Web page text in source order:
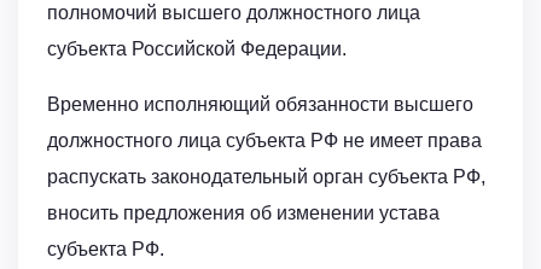
полномочий высшего должностного лица
субъекта Российской Федерации.
Временно исполняющий обязанности высшего
должностного лица субъекта РФ не имеет права
распускать законодательный орган субъекта РФ,
вносить предложения об изменении устава
субъекта РФ.